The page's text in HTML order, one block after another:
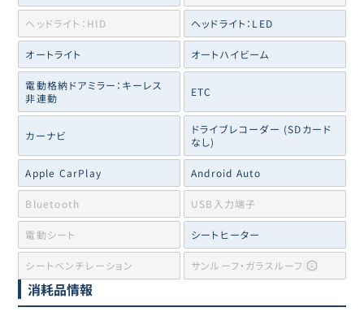
ヘッドライト：HID ヘッドライト：LED
オートライト オートハイビーム
電動格納ドアミラー：キーレス
非連動
ETC
カーナビ
ドライブレコーダー (SDカード
なし)
Apple CarPlay Android Auto
Bluetooth USB入力端子
電動シート シートヒーター
シートベンチレーション サンルーフ・ガラスルーフ
消耗品情報